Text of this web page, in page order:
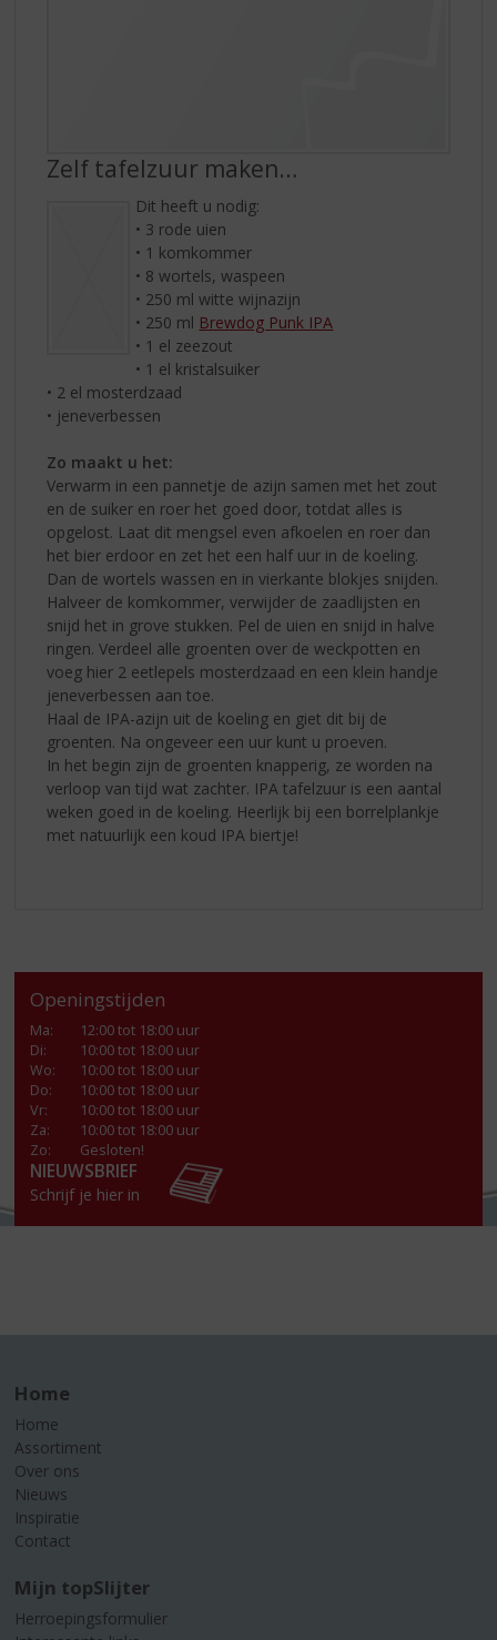
Zelf tafelzuur maken…
Dit heeft u nodig:
• 3 rode uien
• 1 komkommer
• 8 wortels, waspeen
• 250 ml witte wijnazijn
• 250 ml Brewdog Punk IPA
• 1 el zeezout
• 1 el kristalsuiker
• 2 el mosterdzaad
• jeneverbessen
Zo maakt u het:
Verwarm in een pannetje de azijn samen met het zout
en de suiker en roer het goed door, totdat alles is
opgelost. Laat dit mengsel even afkoelen en roer dan
het bier erdoor en zet het een half uur in de koeling.
Dan de wortels wassen en in vierkante blokjes snijden.
Halveer de komkommer, verwijder de zaadlijsten en
snijd het in grove stukken. Pel de uien en snijd in halve
ringen. Verdeel alle groenten over de weckpotten en
voeg hier 2 eetlepels mosterdzaad en een klein handje
jeneverbessen aan toe.
Haal de IPA-azijn uit de koeling en giet dit bij de
groenten. Na ongeveer een uur kunt u proeven.
In het begin zijn de groenten knapperig, ze worden na
verloop van tijd wat zachter. IPA tafelzuur is een aantal
weken goed in de koeling. Heerlijk bij een borrelplankje
met natuurlijk een koud IPA biertje!
Openingstijden
Ma:
12:00 tot 18:00 uur
Di:
10:00 tot 18:00 uur
Wo:
10:00 tot 18:00 uur
Do:
10:00 tot 18:00 uur
Vr:
10:00 tot 18:00 uur
Za:
10:00 tot 18:00 uur
Zo:
Gesloten!
NIEUWSBRIEF
Schrijf je hier in
Home
Home
Assortiment
Over ons
Nieuws
Inspiratie
Contact
Mijn topSlijter
Herroepingsformulier